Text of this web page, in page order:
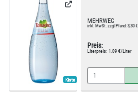
Kiste
MEHRWEG
inkl. MwSt. zzgl Pfand: 3,30 €
Preis:
Literpreis: 1,09 €/Liter